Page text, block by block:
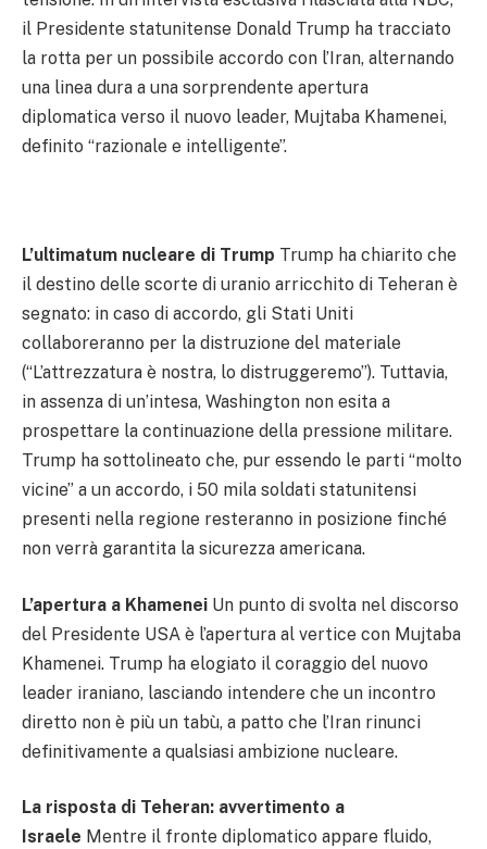
il Presidente statunitense Donald Trump ha tracciato
la rotta per un possibile accordo con l’Iran, alternando
una linea dura a una sorprendente apertura
diplomatica verso il nuovo leader, Mujtaba Khamenei,
definito “razionale e intelligente”.
L’ultimatum nucleare di Trump Trump ha chiarito che
il destino delle scorte di uranio arricchito di Teheran è
segnato: in caso di accordo, gli Stati Uniti
collaboreranno per la distruzione del materiale
(“L’attrezzatura è nostra, lo distruggeremo”). Tuttavia,
in assenza di un’intesa, Washington non esita a
prospettare la continuazione della pressione militare.
Trump ha sottolineato che, pur essendo le parti “molto
vicine” a un accordo, i 50 mila soldati statunitensi
presenti nella regione resteranno in posizione finché
non verrà garantita la sicurezza americana.
L’apertura a Khamenei Un punto di svolta nel discorso
del Presidente USA è l’apertura al vertice con Mujtaba
Khamenei. Trump ha elogiato il coraggio del nuovo
leader iraniano, lasciando intendere che un incontro
diretto non è più un tabù, a patto che l’Iran rinunci
definitivamente a qualsiasi ambizione nucleare.
La risposta di Teheran: avvertimento a
Israele Mentre il fronte diplomatico appare fluido,